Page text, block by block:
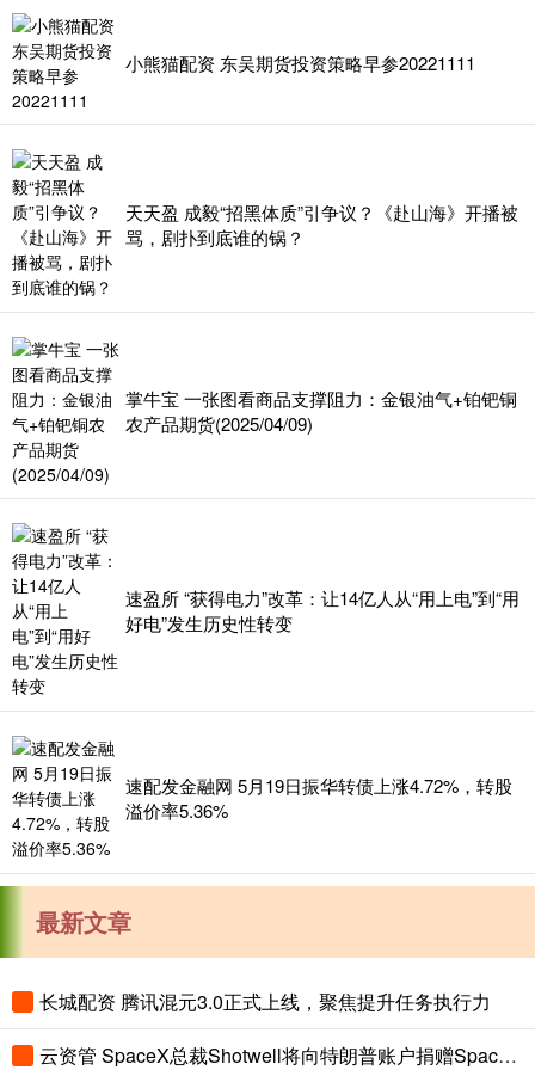
小熊猫配资 东吴期货投资策略早参20221111
天天盈 成毅“招黑体质”引争议？《赴山海》开播被
骂，剧扑到底谁的锅？
掌牛宝 一张图看商品支撑阻力：金银油气+铂钯铜
农产品期货(2025/04/09)
速盈所 “获得电力”改革：让14亿人从“用上电”到“用
好电”发生历史性转变
速配发金融网 5月19日振华转债上涨4.72%，转股
溢价率5.36%
最新文章
长城配资 腾讯混元3.0正式上线，聚焦提升任务执行力
云资管 SpaceX总裁Shotwell将向特朗普账户捐赠SpaceX股票